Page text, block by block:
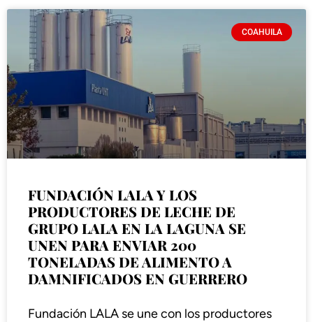
COAHUILA
FUNDACIÓN LALA Y LOS
PRODUCTORES DE LECHE DE
GRUPO LALA EN LA LAGUNA SE
UNEN PARA ENVIAR 200
TONELADAS DE ALIMENTO A
DAMNIFICADOS EN GUERRERO
Fundación LALA se une con los productores